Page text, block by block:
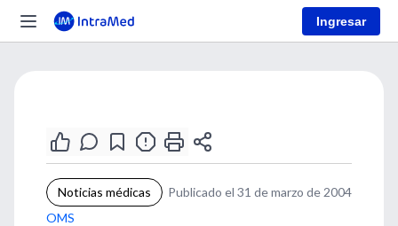
Ingresar
Noticias médicas
Publicado el 31 de marzo de 2004
OMS